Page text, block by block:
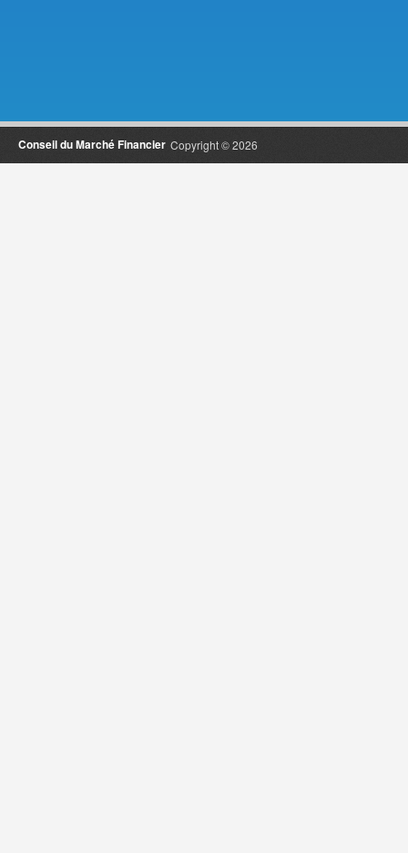
Copyright © 2026
Conseil du Marché Financier